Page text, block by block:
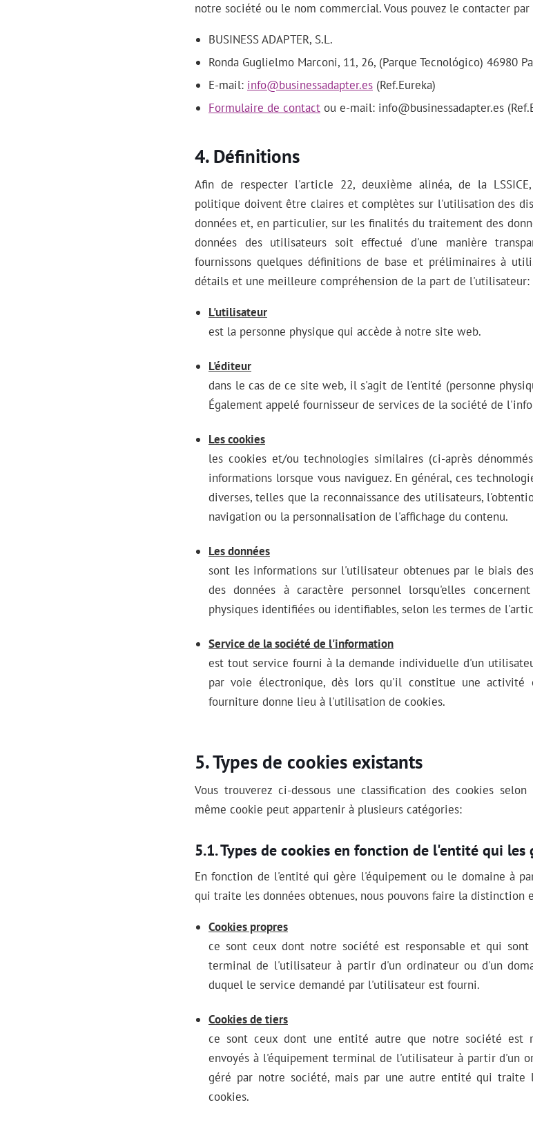
notre société ou le nom commercial. Vous pouvez le contacter par
BUSINESS ADAPTER, S.L.
Ronda Guglielmo Marconi, 11, 26, (Parque Tecnológico) 46980
E-mail: info@businessadapter.es (Ref.Eureka)
Formulaire de contact ou e-mail: info@businessadapter.es
Définitions
Afin de respecter l'article 22, deuxième alinéa, de la
politique doivent être claires et complètes sur l'utilisation des
données et, en particulier, sur les finalités du traitement des
données des utilisateurs soit effectué d'une manière
fournissons quelques définitions de base et préliminaires à
détails et une meilleure compréhension de la part de l'utilisateur:
L'utilisateur
est la personne physique qui accède à notre site web.
L'éditeur
dans le cas de ce site web, il s'agit de l'entité (personne
Également appelé fournisseur de services de la société de
Les cookies
les cookies et/ou technologies similaires (ci-après
informations lorsque vous naviguez. En général, ces
diverses, telles que la reconnaissance des utilisateurs,
navigation ou la personnalisation de l'affichage du contenu.
Les données
sont les informations sur l'utilisateur obtenues par le biais
des données à caractère personnel lorsqu'elles
physiques identifiées ou identifiables, selon les termes de
Service de la société de l'information
est tout service fourni à la demande individuelle d'un
par voie électronique, dès lors qu'il constitue une activité
fourniture donne lieu à l'utilisation de cookies.
Types de cookies existants
Vous trouverez ci-dessous une classification des cookies
même cookie peut appartenir à plusieurs catégories:
Types de cookies en fonction de l'entité qui les
En fonction de l'entité qui gère l'équipement ou le domaine à
qui traite les données obtenues, nous pouvons faire la distinction
Cookies propres
ce sont ceux dont notre société est responsable et qui sont
terminal de l'utilisateur à partir d'un ordinateur ou d'un
duquel le service demandé par l'utilisateur est fourni.
Cookies de tiers
ce sont ceux dont une entité autre que notre société est
envoyés à l'équipement terminal de l'utilisateur à partir d'un
géré par notre société, mais par une autre entité qui traite
cookies.